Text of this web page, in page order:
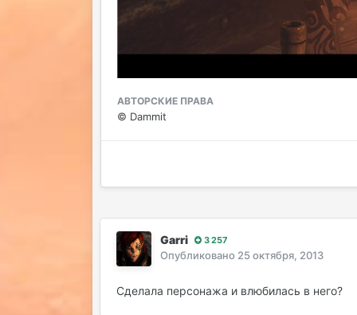
АВТОРСКИЕ ПРАВА
© Dammit
Garri 3 257
Опубликовано 25 октября, 2013
Сделала персонажа и влюбилась в него?